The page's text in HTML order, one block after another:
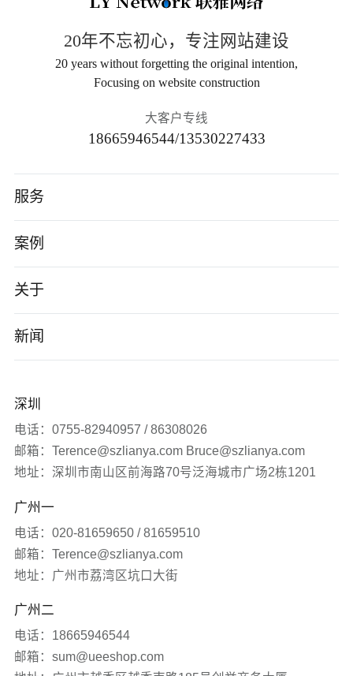
20年不忘初心，专注网站建设
20 years without forgetting the original intention,
Focusing on website construction
大客户专线
18665946544/13530227433
服务
高端网站建设
AI应用开发
小程序/App
品牌营销服务
案例
智能制造
电子数码
其他
关于
公司介绍
发展历程
新闻
签约新闻
联雅观点
常见问题
网站知识
媒体报道
深圳
电话：0755-82940957 / 86308026
邮箱：Terence@szlianya.com Bruce@szlianya.com
地址：深圳市南山区前海路70号泛海城市广场2栋1201
广州一
电话：020-81659650 / 81659510
邮箱：Terence@szlianya.com
地址：广州市荔湾区坑口大街
广州二
电话：18665946544
邮箱：sum@ueeshop.com